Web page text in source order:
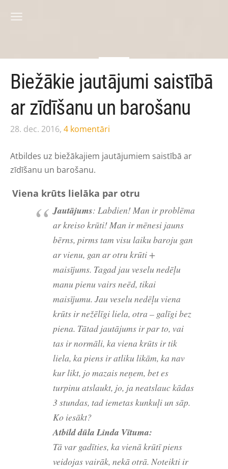
Biežākie jautājumi saistībā
ar zīdīšanu un barošanu
28. dec. 2016, 4 komentāri
Atbildes uz biežākajiem jautājumiem saistībā ar
zīdīšanu un barošanu.
Viena krūts lielāka par otru
Jautājums: Labdien! Man ir problēma
ar kreiso krūti! Man ir mēnesi jauns
bērns, pirms tam visu laiku baroju gan
ar vienu, gan ar otru krūti +
maisījums. Tagad jau veselu nedēļu
manu pienu vairs neēd, tikai
maisījumu. Jau veselu nedēļu viena
krūts ir nežēlīgi liela, otra – galīgi bez
piena. Tātad jautājums ir par to, vai
tas ir normāli, ka viena krūts ir tik
liela, ka piens ir atliku likām, ka nav
kur likt, jo mazais neņem, bet es
turpinu atslaukt, jo, ja neatslauc kādas
3 stundas, tad iemetas kunkuļi un sāp.
Ko iesākt?
Atbild dūla Linda Vītuma:
Tā var gadīties, ka vienā krūtī piens
veidojas vairāk, nekā otrā. Noteikti ir